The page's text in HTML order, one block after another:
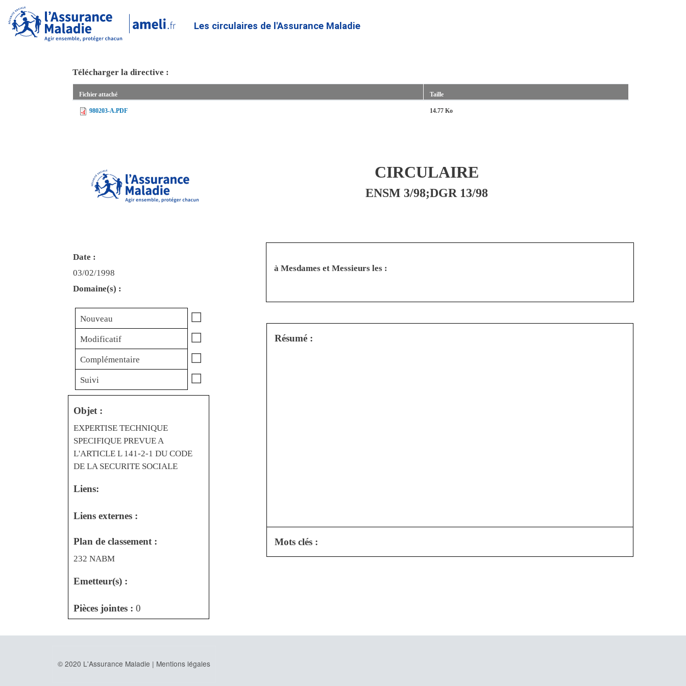
au
contenu
Les circulaires de l'Assurance Maladie
Télécharger la directive :
Fichier attaché Taille
980203-A.PDF 14.77 Ko
CIRCULAIRE
ENSM 3/98;DGR 13/98
Date :
03/02/1998
Domaine(s) :
à Mesdames et Messieurs les :
Nouveau ☐
Modificatif ☐
Complémentaire ☐
Suivi ☐
Objet :
EXPERTISE TECHNIQUE
SPECIFIQUE PREVUE A
L'ARTICLE L 141-2-1 DU CODE
DE LA SECURITE SOCIALE
Liens:
Liens externes :
Plan de classement :
232 NABM
Emetteur(s) :
Pièces jointes : 0
Résumé :
Mots clés :
© 2020 L'Assurance Maladie | Mentions légales